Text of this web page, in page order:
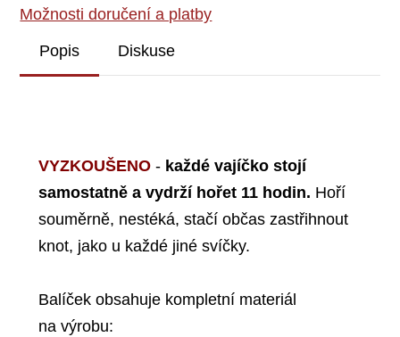
Možnosti doručení a platby
Popis Diskuse
VYZKOUŠENO - každé vajíčko stojí
samostatně a vydrží hořet 11 hodin. Hoří
souměrně, nestéká, stačí občas zastřihnout
knot, jako u každé jiné svíčky.
Balíček obsahuje kompletní materiál
na výrobu: